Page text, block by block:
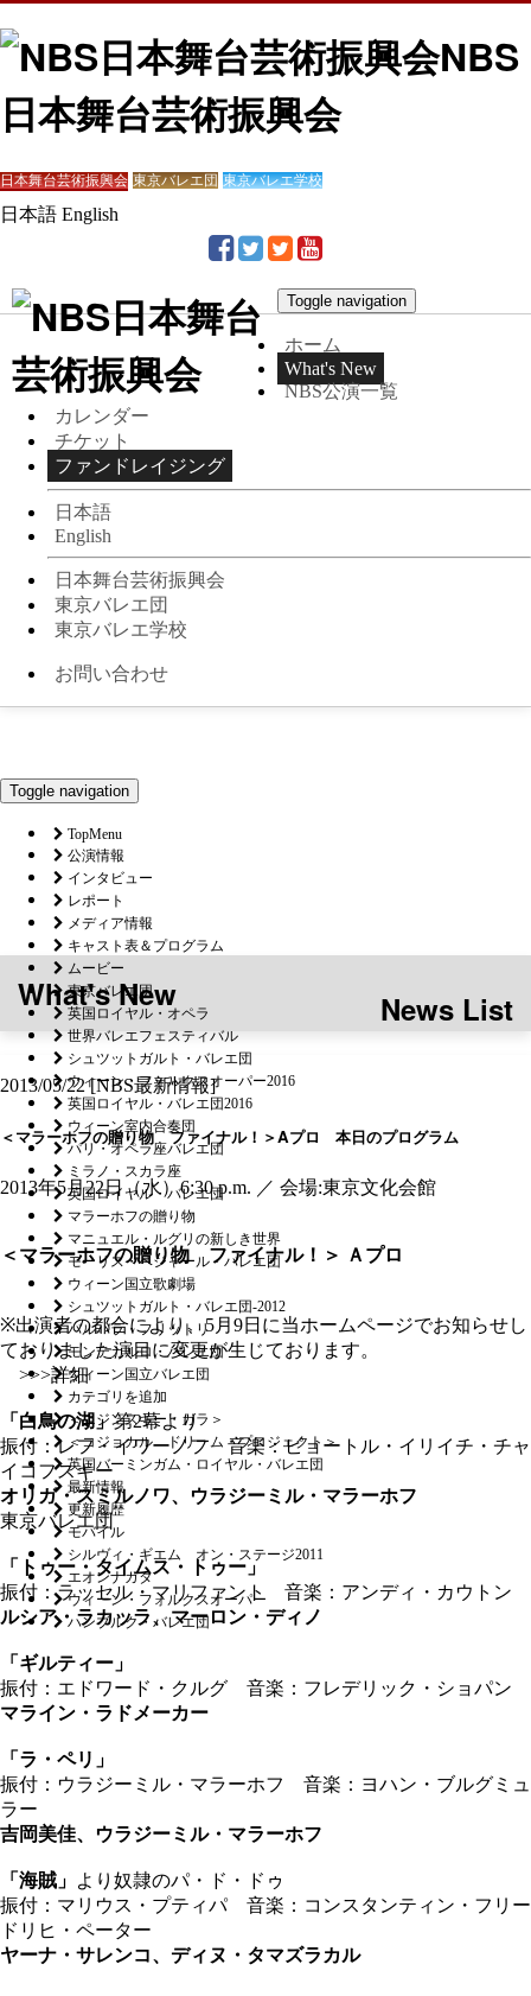
NBS
日本舞台芸術振興会
日本舞台芸術振興会 東京バレエ団 東京バレエ学校
日本語 English
Toggle navigation
ホーム
What's New
NBS公演一覧
カレンダー
チケット
ファンドレイジング
日本語
English
日本舞台芸術振興会
東京バレエ団
東京バレエ学校
お問い合わせ
Toggle navigation
TopMenu
公演情報
インタビュー
レポート
メディア情報
キャスト表＆プログラム
ムービー
東京バレエ団
英国ロイヤル・オペラ
世界バレエフェスティバル
シュツットガルト・バレエ団
ウィーン・フォルクスオーパー2016
英国ロイヤル・バレエ団2016
ウィーン室内合奏団
パリ・オペラ座バレエ団
ミラノ・スカラ座
英国ロイヤル・バレエ団
マラーホフの贈り物
マニュエル・ルグリの新しき世界
モーリス・ベジャール・バレエ団
ウィーン国立歌劇場
シュツットガルト・バレエ団-2012
バルバラ・フリットリ
モンテカルロ・バレエ団
ウィーン国立バレエ団
カテゴリを追加
＜ニジンスキー・ガラ＞
＜コジョカル ドリーム・プロジェクト＞
英国バーミンガム・ロイヤル・バレエ団
最新情報
更新履歴
モバイル
シルヴィ・ギエム オン・ステージ2011
エオンナガタ
ウィーン・フォルクスオーパー
ハンブルク・バレエ団
What's New News List
2013/05/22[NBS最新情報]
＜マラーホフの贈り物 ファイナル！＞Aプロ 本日のプログラム
2013年5月22日（水）6:30 p.m. ／ 会場:東京文化会館
＜マラーホフの贈り物 ファイナル！＞ Ａプロ
※出演者の都合により、5月9日に当ホームページでお知らせし
ておりました演目に変更が生じております。
>>>詳細
「白鳥の湖」第2幕より
振付：レフ・イワーノフ 音楽：ピョートル・イリイチ・チャ
イコフスキー
オリガ・スミルノワ、ウラジーミル・マラーホフ
東京バレエ団
「トゥー・タイムス・トゥー」
振付：ラッセル・マリファント 音楽：アンディ・カウトン
ルシア・ラカッラ、マーロン・ディノ
「ギルティー」
振付：エドワード・クルグ 音楽：フレデリック・ショパン
マライン・ラドメーカー
「ラ・ペリ」
振付：ウラジーミル・マラーホフ 音楽：ヨハン・ブルグミュ
ラー
吉岡美佳、ウラジーミル・マラーホフ
「海賊」 より奴隷のパ・ド・ドゥ
振付：マリウス・プティパ 音楽：コンスタンティン・フリー
ドリヒ・ペーター
ヤーナ・サレンコ、ディヌ・タマズラカル